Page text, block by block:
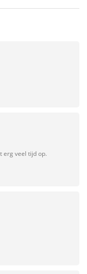
erg veel tijd op.